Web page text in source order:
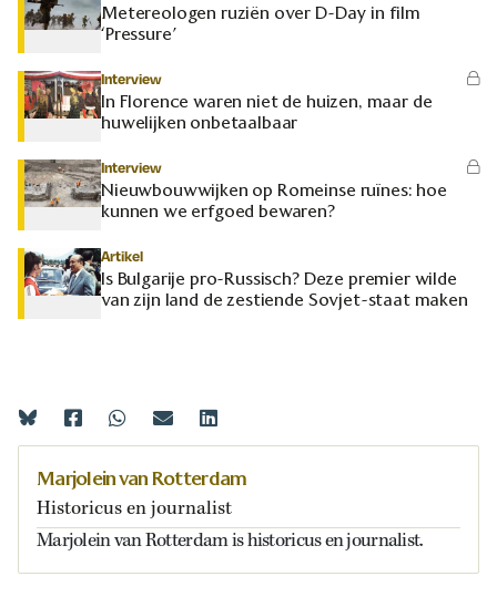
Metereologen ruziën over D-Day in film
‘Pressure’
Interview
In Florence waren niet de huizen, maar de
huwelijken onbetaalbaar
Interview
Nieuwbouwwijken op Romeinse ruïnes: hoe
kunnen we erfgoed bewaren?
Artikel
Is Bulgarije pro-Russisch? Deze premier wilde
van zijn land de zestiende Sovjet-staat maken
Marjolein van Rotterdam
Historicus en journalist
Marjolein van Rotterdam is historicus en journalist.